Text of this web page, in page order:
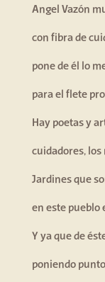
Angel Vazón
con fibra de
pone de él lo
para el flete
Hay poetas y
cuidadores, los
Jardines que
en este pueblo
Y ya que de
poniendo